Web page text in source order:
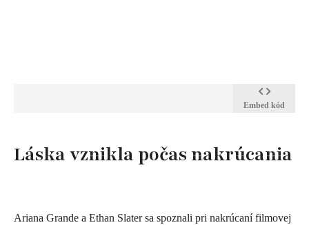
Embed kód
​Láska vznikla počas nakrúcania
Ariana Grande a Ethan Slater sa spoznali pri nakrúcaní filmovej